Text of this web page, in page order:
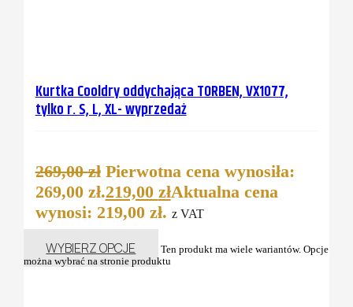
Kurtka Cooldry oddychająca TORBEN, VX1077,
tylko r. S, L, XL- wyprzedaż
269,00zł Pierwotna cena wynosiła:
269,00 zł.219,00 złAktualna cena
wynosi: 219,00 zł. z VAT
WYBIERZ OPCJE
Ten produkt ma wiele wariantów. Opcje
można wybrać na stronie produktu